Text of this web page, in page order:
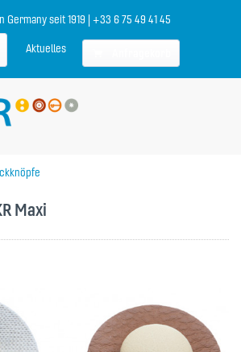
Germany seit 1919 | +33 6 75 49 41 45
Aktuelles
Maxi